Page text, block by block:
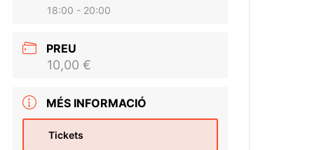
18:00 - 20:00
PREU
10,00 €
MÉS INFORMACIÓ
Tickets